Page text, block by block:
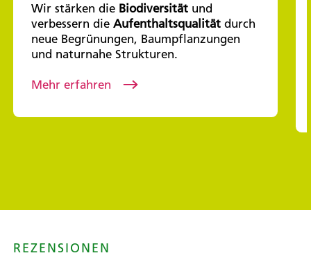
Wir stärken die Biodiversitätund
verbessern die Aufenthaltsqualitätdurch
neue Begrünungen, Baumpflanzungen
und naturnahe Strukturen.
Mehr erfahren
REZENSIONEN